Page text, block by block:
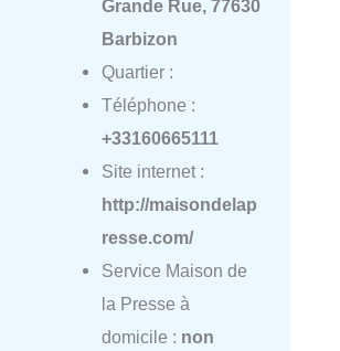
Grande Rue, 77630
Barbizon
Quartier :
Téléphone :
+33160665111
Site internet :
http://maisondelap
resse.com/
Service Maison de
la Presse à
domicile : non